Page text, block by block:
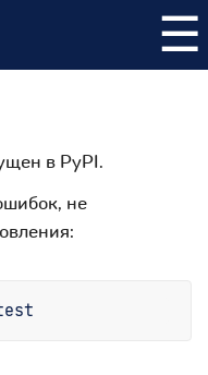
☰
в PyPI.
не